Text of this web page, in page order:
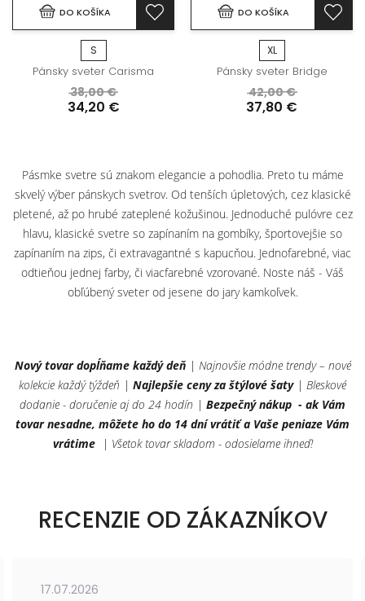
DO KOŠÍKA
S
Pánsky sveter Carisma
38,00 €
34,20 €
DO KOŠÍKA
XL
Pánsky sveter Bridge
42,00 €
37,80 €
Pásmke svetre sú znakom elegancie a pohodlia. Preto tu máme
skvelý výber pánskych svetrov. Od tenších úpletových, cez klasické
pletené, až po hrubé zateplené kožušinou. Jednoduché pulóvre cez
hlavu, klasické svetre so zapínaním na gombíky, športovejšie so
zapínaním na zips, či extravagantné s kapucňou. Jednofarebné, viac
odtieňou jednej farby, či viacfarebné vzorované. Noste náš - Váš
obľúbený sveter od jesene do jary kamkoľvek.
Nový tovar dopĺňame každý deň | Najnovšie módne trendy – nové
kolekcie každý týždeň | Najlepšie ceny za štýlové šaty| Bleskové
dodanie - doručenie aj do 24 hodín | Bezpečný nákup - ak Vám
tovar nesadne, môžete ho do 14 dní vrátiť a Vaše peniaze Vám
vrátime
| Všetok tovar skladom - odosielame ihneď!
RECENZIE OD ZÁKAZNÍKOV
17.07.2026